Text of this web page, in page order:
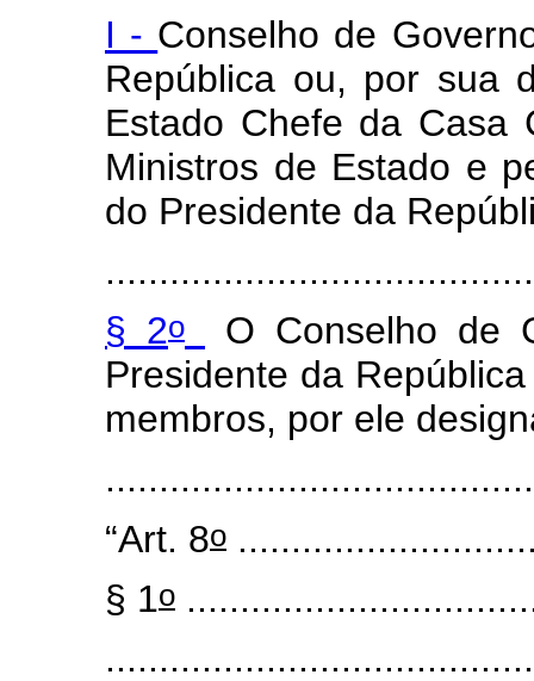
I - Conselho de
República ou, por sua
Estado Chefe da Casa
Ministros de Estado e
do Presidente da
§ 2o
O Conselho de
Presidente da
membros, por ele
...........
“Art. 8o
§ 1o